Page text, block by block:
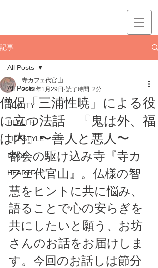
記事
All Posts
BEAUTY
HEALTH
LIFESTYLE
FOOD
HEARTFUL
All Posts
僧侶「三浦性暁」による役
に立つ法話 『鬼は外、福
は内』〜善人と悪人〜
寺カフェ代官山
2018年1月29日 読了時間: 2分
都会の駆け込み寺『寺カ
フェ代官山』。仏様の智
慧をヒントに共に悩み、
語ることで心の安らぎを
共にしたいと願う、お坊
さんのお話をお届けしま
す。今回のお話しは節分